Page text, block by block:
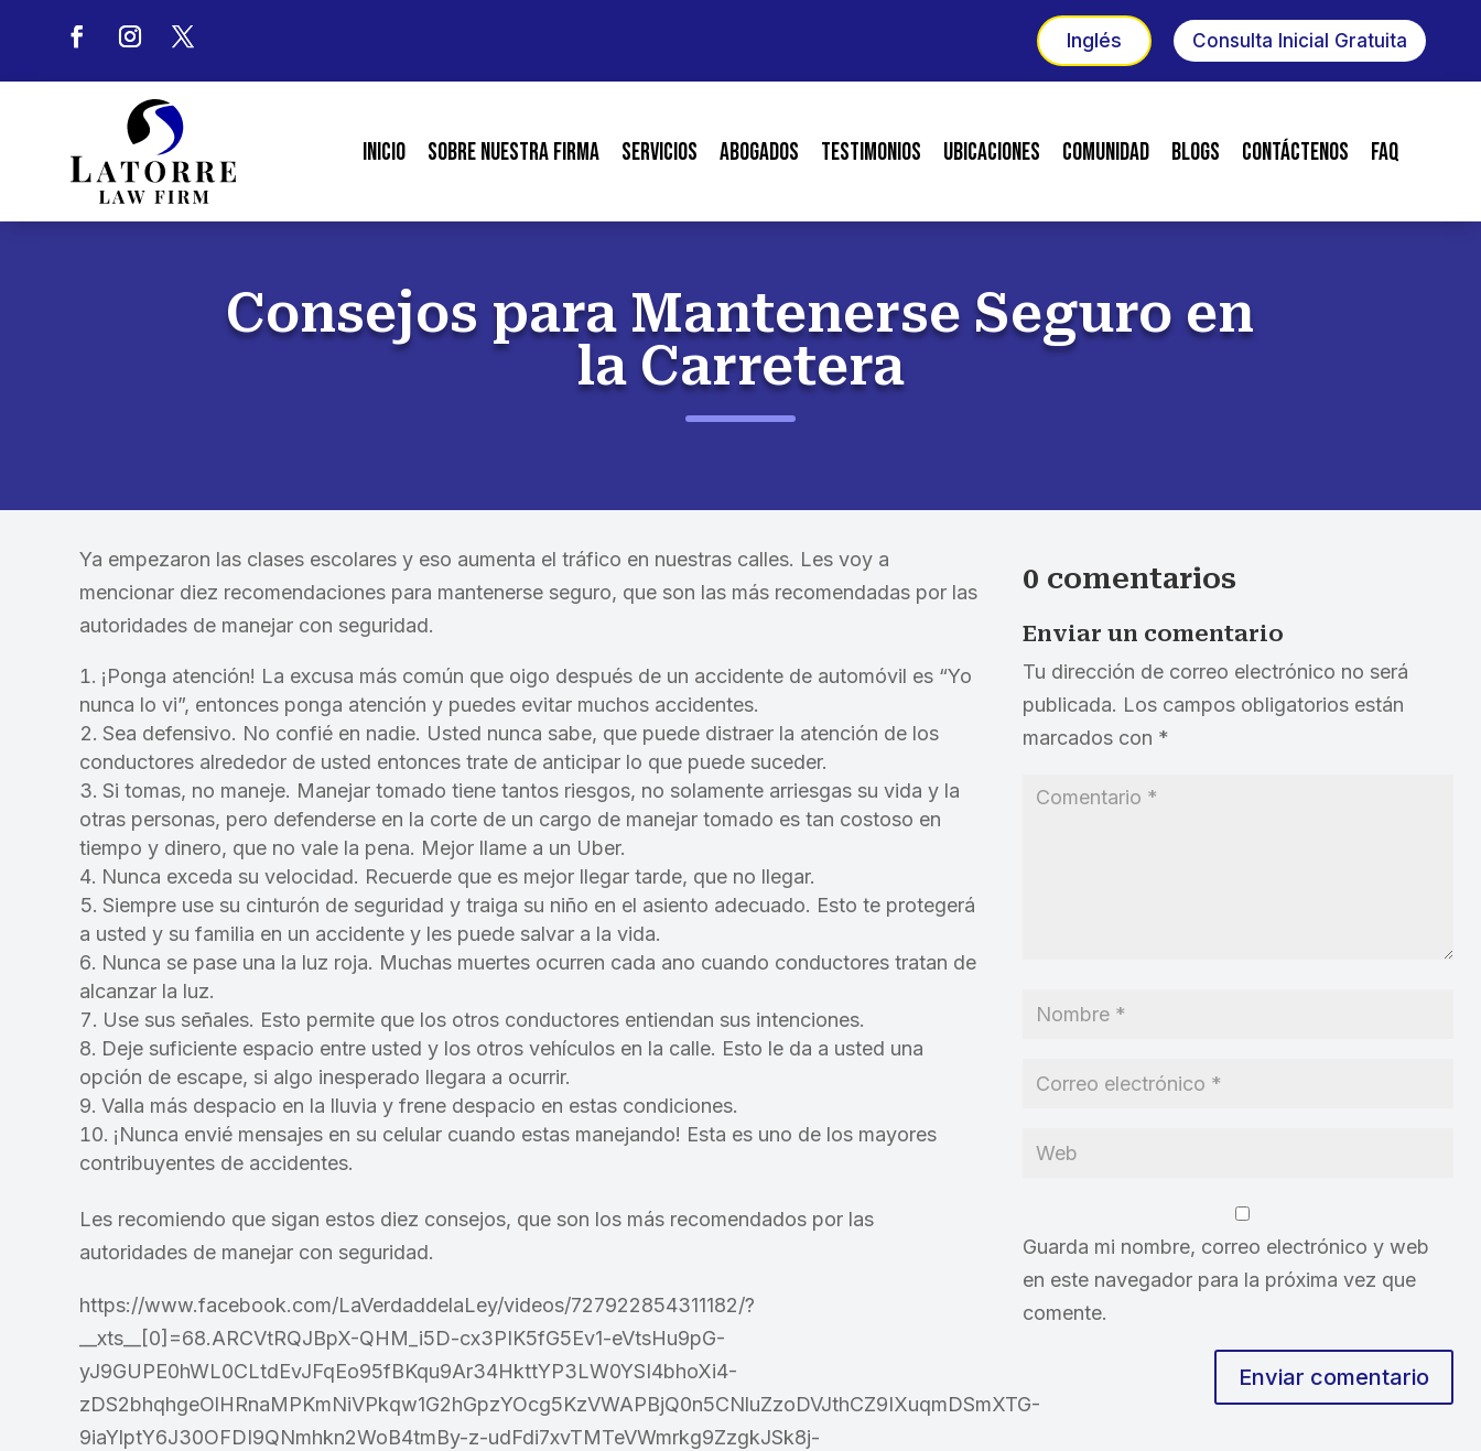
Inglés Consulta Inicial Gratuita
Inicio Sobre Nuestra Firma Servicios Abogados Testimonios Ubicaciones Comunidad Blogs Contáctenos FAQ
Consejos para Mantenerse Seguro en
la Carretera
Ya empezaron las clases escolares y eso aumenta el tráfico en nuestras calles. Les voy a
mencionar diez recomendaciones para mantenerse seguro, que son las más recomendadas por las
autoridades de manejar con seguridad.
¡Ponga atención! La excusa más común que oigo después de un accidente de automóvil es “Yo
nunca lo vi”, entonces ponga atención y puedes evitar muchos accidentes.
Sea defensivo. No confié en nadie. Usted nunca sabe, que puede distraer la atención de los
conductores alrededor de usted entonces trate de anticipar lo que puede suceder.
Si tomas, no maneje. Manejar tomado tiene tantos riesgos, no solamente arriesgas su vida y la
otras personas, pero defenderse en la corte de un cargo de manejar tomado es tan costoso en
tiempo y dinero, que no vale la pena. Mejor llame a un Uber.
Nunca exceda su velocidad. Recuerde que es mejor llegar tarde, que no llegar.
Siempre use su cinturón de seguridad y traiga su niño en el asiento adecuado. Esto te protegerá
a usted y su familia en un accidente y les puede salvar a la vida.
Nunca se pase una la luz roja. Muchas muertes ocurren cada ano cuando conductores tratan de
alcanzar la luz.
Use sus señales. Esto permite que los otros conductores entiendan sus intenciones.
Deje suficiente espacio entre usted y los otros vehículos en la calle. Esto le da a usted una
opción de escape, si algo inesperado llegara a ocurrir.
Valla más despacio en la lluvia y frene despacio en estas condiciones.
¡Nunca envié mensajes en su celular cuando estas manejando! Esta es uno de los mayores
contribuyentes de accidentes.
Les recomiendo que sigan estos diez consejos, que son los más recomendados por las
autoridades de manejar con seguridad.
https://www.facebook.com/LaVerdaddelaLey/videos/727922854311182/?
__xts__[0]=68.ARCVtRQJBpX-QHM_i5D-cx3PIK5fG5Ev1-eVtsHu9pG-
yJ9GUPE0hWL0CLtdEvJFqEo95fBKqu9Ar34HkttYP3LW0YSI4bhoXi4-
zDS2bhqhgeOlHRnaMPKmNiVPkqw1G2hGpzYOcg5KzVWAPBjQ0n5CNluZzoDVJthCZ9IXuqmDSmXTG-
9iaYlptY6J30OFDI9QNmhkn2WoB4tmBy-z-udFdi7xvTMTeVWmrkg9ZzgkJSk8j-
0 comentarios
Enviar un comentario
Tu dirección de correo electrónico no será
publicada. Los campos obligatorios están
marcados con *
Guarda mi nombre, correo electrónico y web
en este navegador para la próxima vez que
comente.
Enviar comentario